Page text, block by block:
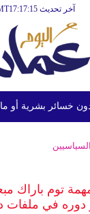
آخر تحديث GMT17:17:15
توم باراك
دوره في ملفات